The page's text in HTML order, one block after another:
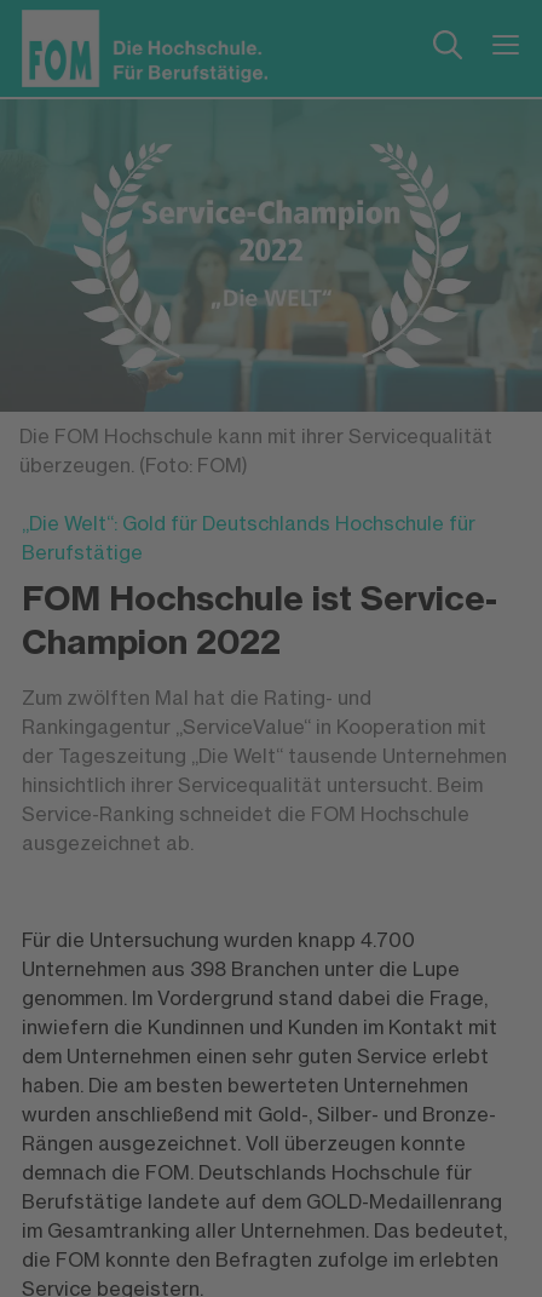
Die FOM Hochschule kann mit ihrer Servicequalität
überzeugen. (Foto: FOM)
„Die Welt“: Gold für Deutschlands Hochschule für
Berufstätige
FOM Hochschule ist Service-
Champion 2022
Zum zwölften Mal hat die Rating- und
Rankingagentur „ServiceValue“ in Kooperation mit
der Tageszeitung „Die Welt“ tausende Unternehmen
hinsichtlich ihrer Servicequalität untersucht. Beim
Service-Ranking schneidet die FOM Hochschule
ausgezeichnet ab.
Für die Untersuchung wurden knapp 4.700
Unternehmen aus 398 Branchen unter die Lupe
genommen. Im Vordergrund stand dabei die Frage,
inwiefern die Kundinnen und Kunden im Kontakt mit
dem Unternehmen einen sehr guten Service erlebt
haben. Die am besten bewerteten Unternehmen
wurden anschließend mit Gold-, Silber- und Bronze-
Rängen ausgezeichnet. Voll überzeugen konnte
demnach die FOM. Deutschlands Hochschule für
Berufstätige landete auf dem GOLD-Medaillenrang
im Gesamtranking aller Unternehmen. Das bedeutet,
die FOM konnte den Befragten zufolge im erlebten
Service begeistern.